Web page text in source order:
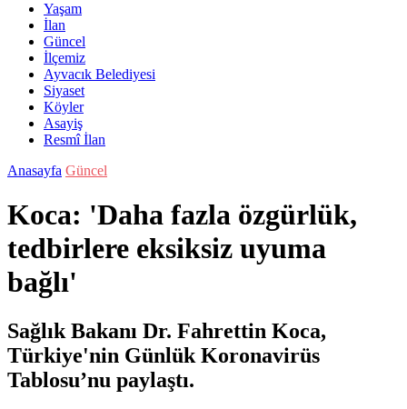
Yaşam
İlan
Güncel
İlçemiz
Ayvacık Belediyesi
Siyaset
Köyler
Asayiş
Resmî İlan
Anasayfa Güncel
Koca: 'Daha fazla özgürlük,
tedbirlere eksiksiz uyuma
bağlı'
Sağlık Bakanı Dr. Fahrettin Koca,
Türkiye'nin Günlük Koronavirüs
Tablosu’nu paylaştı.